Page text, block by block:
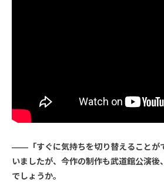
――「すぐに気持ちを切り替えることが
いましたが、今作の制作も武道館公演後
でしょうか。